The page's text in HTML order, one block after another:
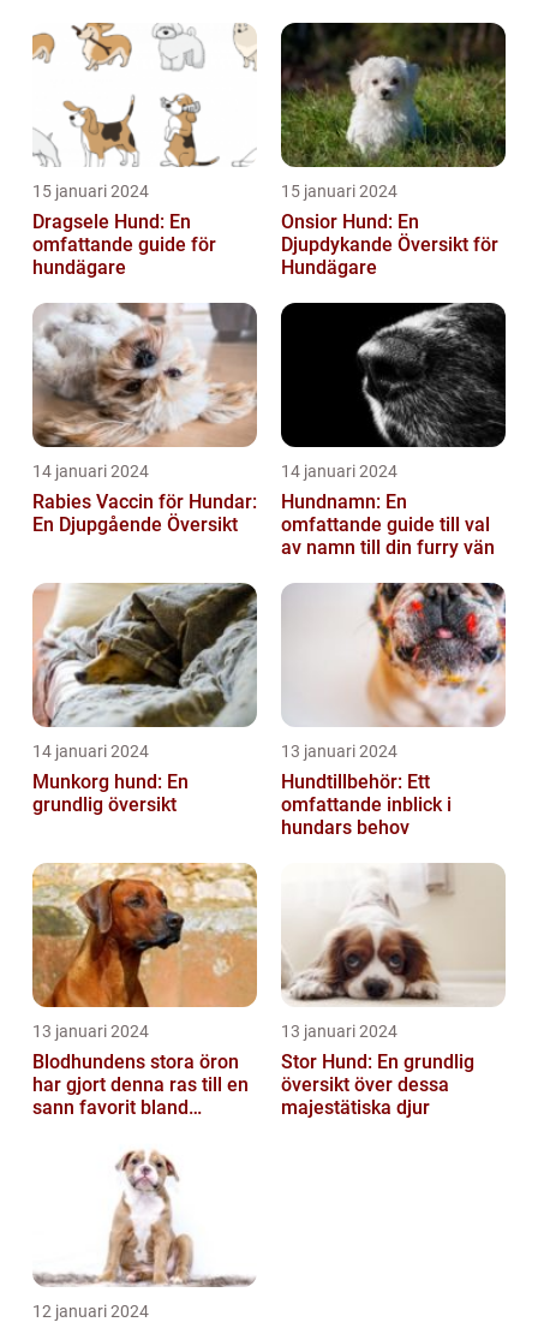
15 januari 2024
Dragsele Hund: En
omfattande guide för
hundägare
15 januari 2024
Onsior Hund: En
Djupdykande Översikt för
Hundägare
14 januari 2024
Rabies Vaccin för Hundar:
En Djupgående Översikt
14 januari 2024
Hundnamn: En
omfattande guide till val
av namn till din furry vän
14 januari 2024
Munkorg hund: En
grundlig översikt
13 januari 2024
Hundtillbehör: Ett
omfattande inblick i
hundars behov
13 januari 2024
Blodhundens stora öron
har gjort denna ras till en
sann favorit bland
13 januari 2024
Stor Hund: En grundlig
översikt över dessa
majestätiska djur
12 januari 2024